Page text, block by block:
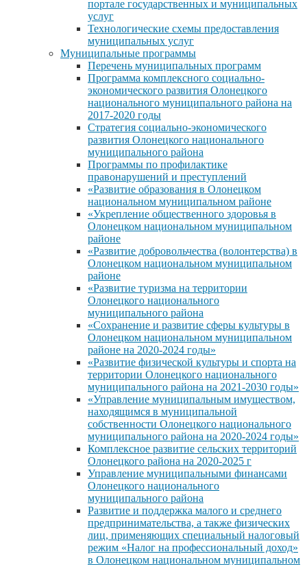
портале государственных и муниципальных
услуг
Технологические схемы предоставления
муниципальных услуг
Муниципальные программы
Перечень муниципальных программ
Программа комплексного социально-
экономического развития Олонецкого
национального муниципального района на
2017-2020 годы
Стратегия социально-экономического
развития Олонецкого национального
муниципального района
Программы по профилактике
правонарушений и преступлений
«Развитие образования в Олонецком
национальном муниципальном районе
«Укрепление общественного здоровья в
Олонецком национальном муниципальном
районе
«Развитие добровольчества (волонтерства) в
Олонецком национальном муниципальном
районе
«Развитие туризма на территории
Олонецкого национального
муниципального района
«Сохранение и развитие сферы культуры в
Олонецком национальном муниципальном
районе на 2020-2024 годы»
«Развитие физической культуры и спорта на
территории Олонецкого национального
муниципального района на 2021-2030 годы»
«Управление муниципальным имуществом,
находящимся в муниципальной
собственности Олонецкого национального
муниципального района на 2020-2024 годы»
Комплексное развитие сельских территорий
Олонецкого района на 2020-2025 г
Управление муниципальными финансами
Олонецкого национального
муниципального района
Развитие и поддержка малого и среднего
предпринимательства, а также физических
лиц, применяющих специальный налоговый
режим «Налог на профессиональный доход»
в Олонецком национальном муниципальном